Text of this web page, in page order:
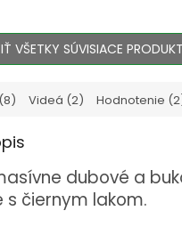
VŠETKY SÚVISIACE
Videá (2) Hodnotenie
dubové a
čiernym lakom.